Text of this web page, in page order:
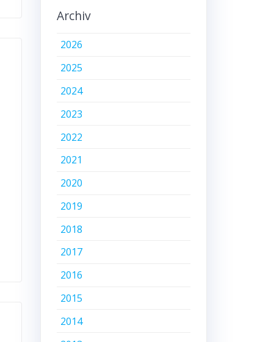
Archiv
2026
2025
2024
2023
2022
2021
2020
2019
2018
2017
2016
2015
2014